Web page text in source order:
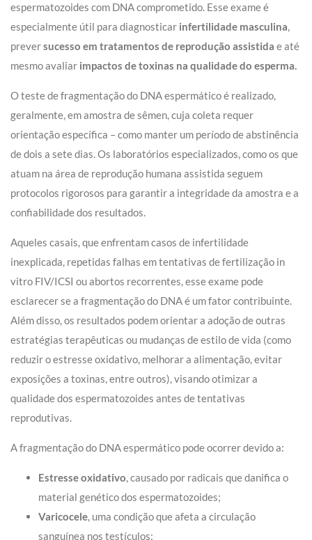
espermatozoides com DNA comprometido. Esse exame é
especialmente útil para diagnosticar infertilidade masculina,
preversucesso em tratamentos de reprodução assistida e até
mesmo avaliar impactos de toxinas na qualidade do esperma.
O teste de fragmentação do DNA espermático é realizado,
geralmente, em amostra de sêmen, cuja coleta requer
orientação específica – como manter um período de abstinência
de dois a sete dias. Os laboratórios especializados, como os que
atuam na área de reprodução humana assistida seguem
protocolos rigorosos para garantir a integridade da amostra e a
confiabilidade dos resultados.
Aqueles casais, que enfrentam casos de infertilidade
inexplicada, repetidas falhas em tentativas de fertilização in
vitro FIV/ICSI ou abortos recorrentes, esse exame pode
esclarecer se a fragmentação do DNA é um fator contribuinte.
Além disso, os resultados podem orientar a adoção de outras
estratégias terapêuticas ou mudanças de estilo de vida (como
reduzir o estresse oxidativo, melhorar a alimentação, evitar
exposições a toxinas, entre outros), visando otimizar a
qualidade dos espermatozoides antes de tentativas
reprodutivas.
A fragmentação do DNA espermático pode ocorrer devido a:
Estresse oxidativo, causado por radicais que danifica o
material genético dos espermatozoides;
Varicocele, uma condição que afeta a circulação
sanguínea nos testículos;